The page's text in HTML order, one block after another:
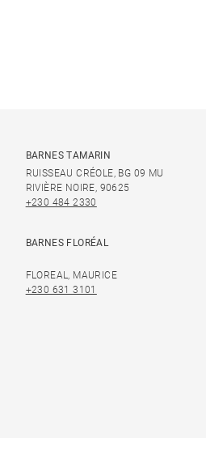
BARNES TAMARIN
RUISSEAU CRÉOLE, BG 09 MU
RIVIÈRE NOIRE, 90625
+230 484 2330
BARNES FLORÉAL
FLOREAL, MAURICE
+230 631 3101